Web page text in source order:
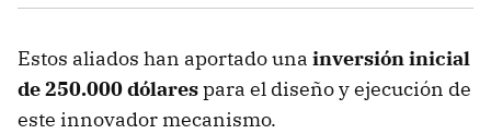
Estos aliados han aportado una inversión inicial
de 250.000 dólarespara el diseño y ejecución de
este innovador mecanismo.